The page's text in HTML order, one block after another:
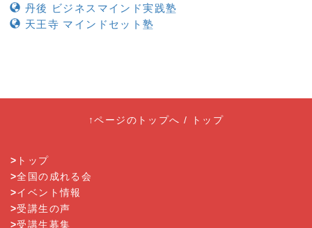
丹後 ビジネスマインド実践塾
天王寺 マインドセット塾
↑ページのトップへ / トップ
> トップ
>全国の成れる会
>イベント情報
>受講生の声
>受講生募集